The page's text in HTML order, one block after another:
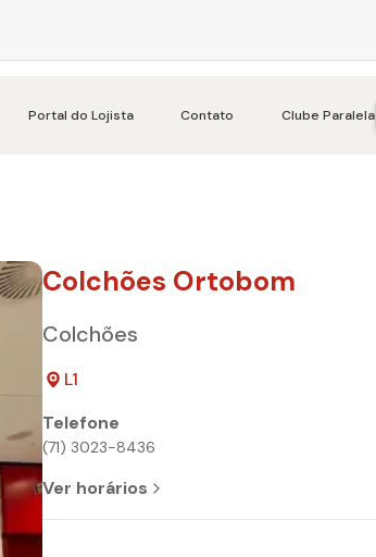
Portal do Lojista Contato Clube Paralela
Colchões Ortobom
Colchões
L1
Telefone
(71) 3023-8436
Ver horários